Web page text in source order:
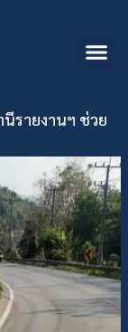
รายงานฯ ช่วย